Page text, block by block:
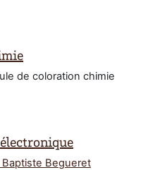
de coloration chimie
Baptiste Begueret